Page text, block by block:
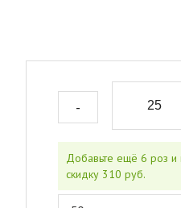
-
Добавьте ещё 6 роз и
скидку 310 руб.